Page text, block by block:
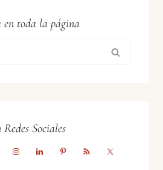
en toda la página
Redes Sociales